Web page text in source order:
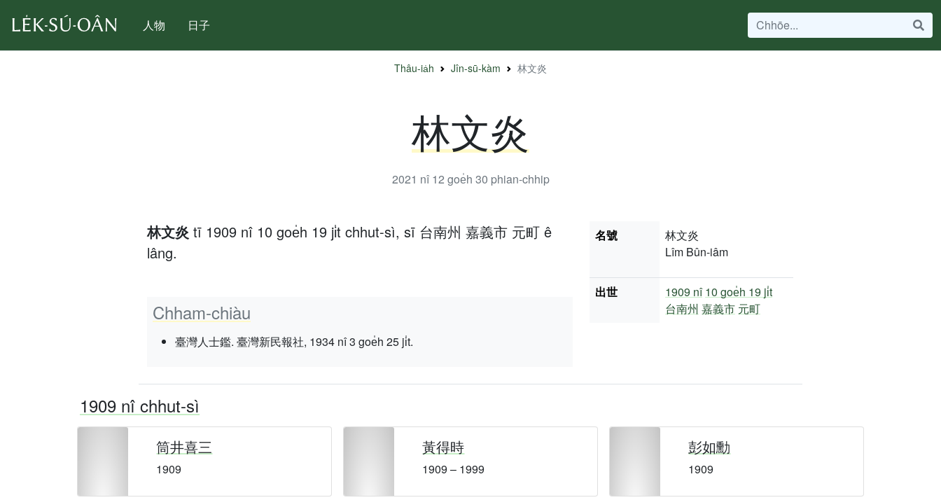
人物 日子
Thâu-ia̍h Jîn-sū-kàm 林文炎
林文炎
2021 nî 12 goe̍h 30 phian-chhip
林文炎 tī 1909 nî 10 goe̍h 19 ji̍t chhut-sì, sī 台南州 嘉義市 元町 ê
lâng.
Chham-chiàu
臺灣人士鑑. 臺灣新民報社, 1934 nî 3 goe̍h 25 ji̍t.
名號
林文炎
Lîm Bûn-iâm
出世 1909 nî 10 goe̍h 19 ji̍t
台南州 嘉義市 元町
1909 nî chhut-sì
筒井喜三
1909
黃得時
1909 – 1999
彭如勳
1909